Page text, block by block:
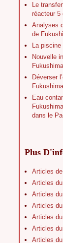
Le
réacteur 5
Analyses
de
La piscine
Nouvelle
Déverser
Eau
dans le
Plus
Articles
Articles
Articles
Articles
Articles
Articles
Articles